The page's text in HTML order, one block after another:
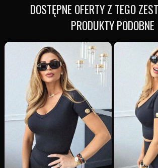
DOSTĘPNE OFERTY Z TEGO
PRODUKTY PODOBNE